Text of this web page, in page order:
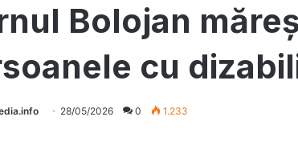
Bolojan
cu
28/05/2026 0 1.233